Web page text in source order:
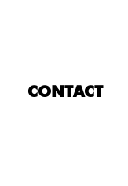
CONTACT